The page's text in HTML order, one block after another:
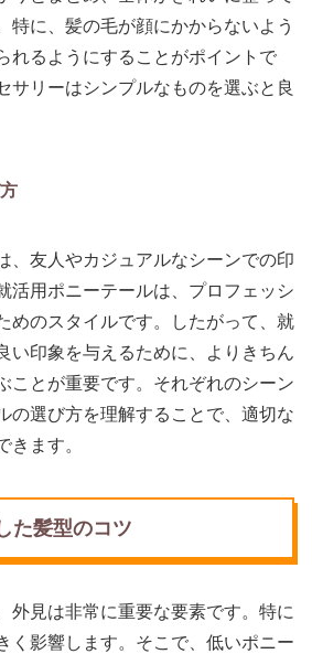
特に、髪の毛が顔にかからないよう
れるようにすることがポイントで
サリーはシンプルなものを選ぶと良
、友人やカジュアルなシーンでの印
活用ポニーテールは、プロフェッシ
めのスタイルです。したがって、就
い印象を与えるために、よりきちん
ことが重要です。それぞれのシーン
の選び方を理解することで、適切な
きます。
た髪型のコツ
外見は非常に重要な要素です。特に
く影響します。そこで、低いポニー